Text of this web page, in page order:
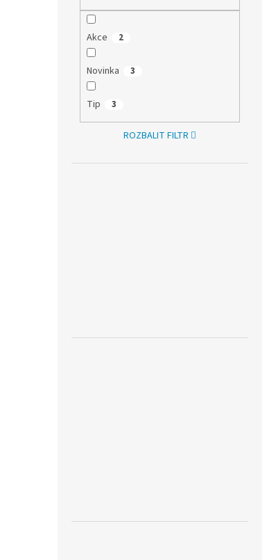
Akce 2
Novinka 3
Tip 3
ROZBALIT FILTR